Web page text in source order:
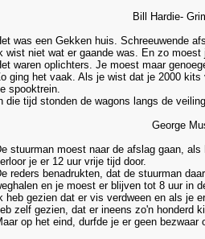
Bill Hardie-
was een Gekken huis. Schreeuwende
Ik wist niet wat er gaande was. En zo
waren oplichters. Je moest maar
ging het vaak. Als je wist dat je 2000
spooktrein.
die tijd stonden de wagons langs de
George Mussell-
stuurman moest naar de afslag gaan,
je er 12 uur vrije tijd door.
reders benadrukten, dat de stuurman
en je moest er blijven tot 8 uur in
Ik heb gezien dat er vis verdween en als je
zelf gezien, dat er ineens zo'n honderd
op het eind, durfde je er geen bezwaar